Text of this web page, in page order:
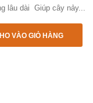
lâu dài Giúp cây nảy...
VÀO GIỎ HÀNG